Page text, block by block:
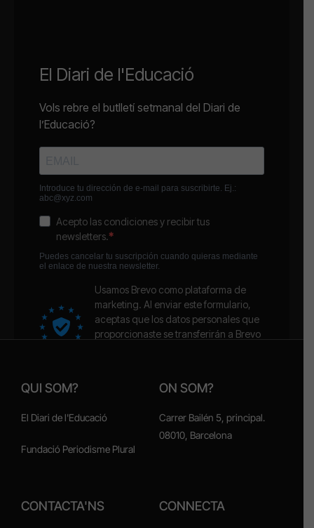
QUI SOM?
El Diari de l'Educació
Fundació Periodisme Plural
ON SOM?
Carrer Bailén 5, principal.
08010, Barcelona
CONTACTA'NS CONNECTA